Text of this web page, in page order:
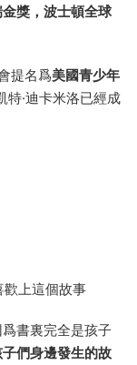
獎，波士頓全球
提名爲美國青少年
特·迪卡米洛已經成
歡上這個故事
書裏完全是孩子
們身邊發生的故